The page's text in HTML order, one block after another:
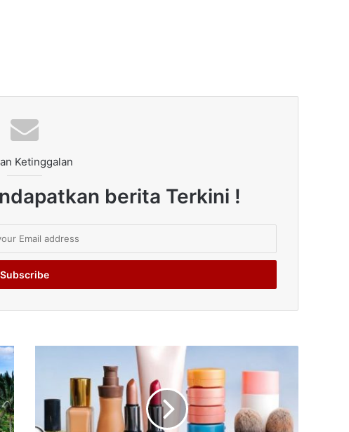
Ketinggalan
berita Terkini !